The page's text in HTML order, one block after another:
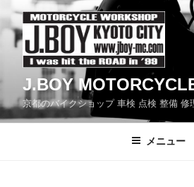
ン
へ
J.BOY
京都のバイクショップ 車検 点検 整備 修
メニュー